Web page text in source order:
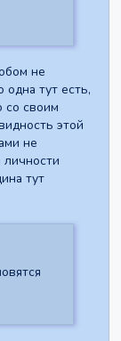
не
тут есть,
со своим
этой
не
тут